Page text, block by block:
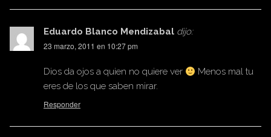
Eduardo Blanco Mendizabal dijo:
23 marzo, 2011 en 10:27 pm
Dios da ojos a quien no quiere ver
Menos mal tu
eres de los que saben mirar.
Responder